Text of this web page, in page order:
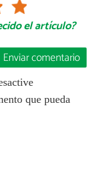
el artículo?
Enviar comentario
que pueda